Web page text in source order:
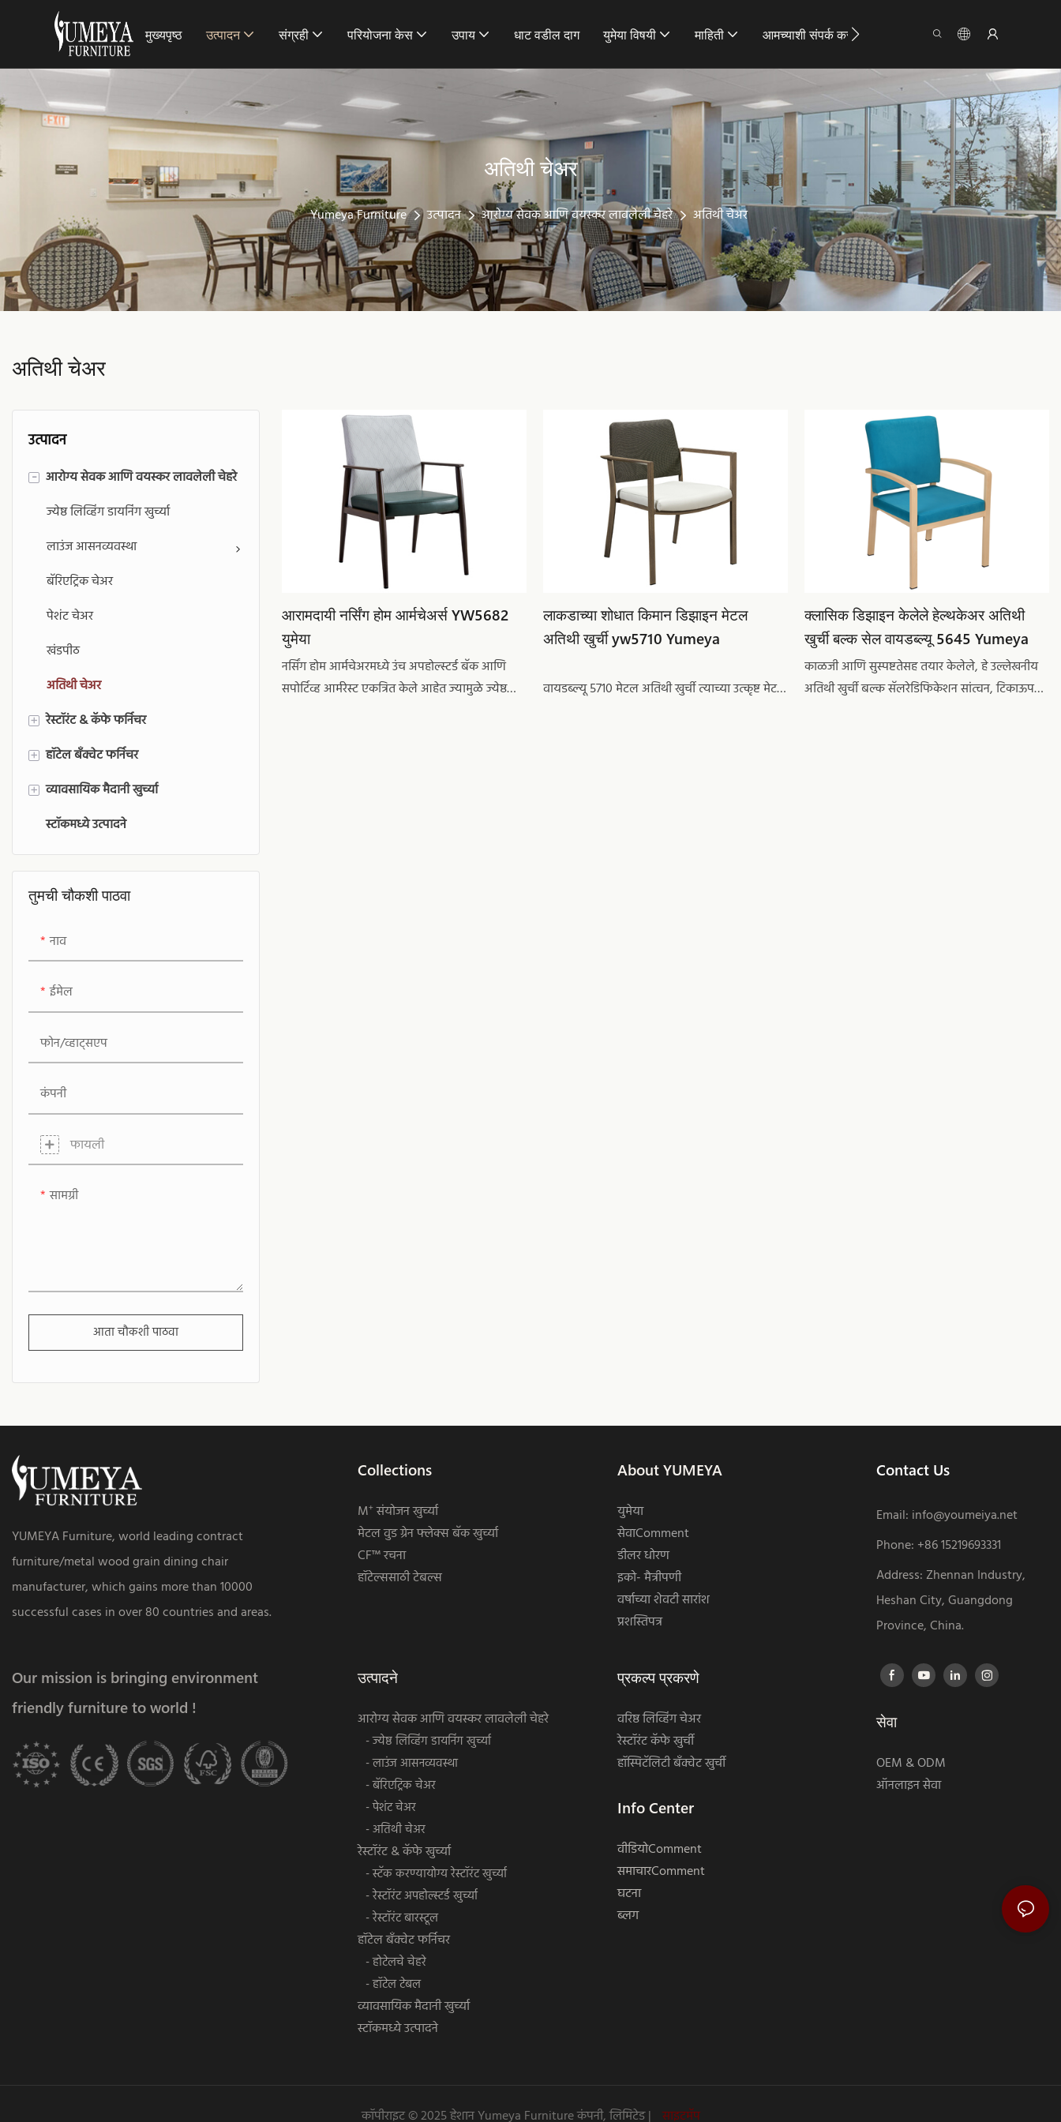
मुख्यपृष्ठ उत्पादन संग्रही परियोजना केस उपाय धाट वडील दाग युमेया विषयी माहिती आमच्याशी संपर्क करा
अतिथी चेअर
Yumeya Furniture उत्पादन आरोग्य सेवक आणि वयस्कर लावलेली चेहरे अतिथी चेअर
अतिथी चेअर
उत्पादन
- आरोग्य सेवक आणि वयस्कर लावलेली चेहरे
ज्येष्ठ लिव्हिंग डायनिंग खुर्च्या
लाउंज आसनव्यवस्था
बॅरिएट्रिक चेअर
पेशंट चेअर
खंडपीठ
अतिथी चेअर
+ रेस्टॉरंट & कॅफे फर्निचर
रेस्टॉरंट & कॅफे खुर्च्या
+ हॉटेल बँक्वेट फर्निचर
होटेलचे चेहरे
हॉटेल टेबल
बँक्वेट हॉल उपकरणे
+ व्यावसायिक मैदानी खुर्च्या
आउटडोअर कमर्शियल बार स्टूल
कमर्शियल आउटडोअर डायनिंग खुर्च्या
कमर्शियल आउटडोअर सोफा
स्टॉकमध्ये उत्पादने
तुमची चौकशी पाठवा
नाव
ईमेल
फोन/व्हाट्सएप
कंपनी
फायली
सामग्री
आता चौकशी पाठवा
आरामदायी नर्सिंग होम आर्मचेअर्स YW5682
युमेया
नर्सिंग होम आर्मचेअरमध्ये उंच अपहोल्स्टर्ड बॅक आणि
सपोर्टिव्ह आर्मरेस्ट एकत्रित केले आहेत ज्यामुळे ज्येष्ठ
लाकडाच्या शोधात किमान डिझाइन मेटल
अतिथी खुर्ची yw5710 Yumeya
वायडब्ल्यू 5710 मेटल अतिथी खुर्ची त्याच्या उत्कृष्ट मेटल
क्लासिक डिझाइन केलेले हेल्थकेअर अतिथी
खुर्ची बल्क सेल वायडब्ल्यू 5645 Yumeya
काळजी आणि सुस्पष्टतेसह तयार केलेले, हे उल्लेखनीय
अतिथी खुर्ची बल्क सॅलरेडिफिकेशन सांत्वन, टिकाऊपणा
YUMEYA Furniture, world leading contract
furniture/metal wood grain dining chair
manufacturer, which gains more than 10000
successful cases in over 80 countries and areas.
Collections
M⁺ संयोजन खुर्च्या
मेटल वुड ग्रेन फ्लेक्स बॅक खुर्च्या
CF™ रचना
हॉटेल्ससाठी टेबल्स
About YUMEYA
युमेया
सेवाComment
डीलर धोरण
इको- मैत्रीपणी
वर्षाच्या शेवटी सारांश
प्रशस्तिपत्र
Contact Us
Email: info@youmeiya.net
Phone: +86 15219693331
Address: Zhennan Industry,
Heshan City, Guangdong
Province, China.
Our mission is bringing environment
friendly furniture to world !
उत्पादने
आरोग्य सेवक आणि वयस्कर लावलेली चेहरे
- ज्येष्ठ लिव्हिंग डायनिंग खुर्च्या
- लाउंज आसनव्यवस्था
- बॅरिएट्रिक चेअर
- पेशंट चेअर
- अतिथी चेअर
रेस्टॉरंट & कॅफे खुर्च्या
- स्टॅक करण्यायोग्य रेस्टॉरंट खुर्च्या
- रेस्टॉरंट अपहोल्स्टर्ड खुर्च्या
- रेस्टॉरंट बारस्टूल
हॉटेल बँक्वेट फर्निचर
- होटेलचे चेहरे
- हॉटेल टेबल
व्यावसायिक मैदानी खुर्च्या
स्टॉकमध्ये उत्पादने
प्रकल्प प्रकरणे
वरिष्ठ लिव्हिंग चेअर
रेस्टॉरंट कॅफे खुर्ची
हॉस्पिटॅलिटी बँक्वेट खुर्ची
Info Center
वीडियोComment
समाचारComment
घटना
ब्लग
सेवा
OEM & ODM
ऑनलाइन सेवा
कॉपीराइट © 2025 हेशान Yumeya Furniture कंपनी, लिमिटेड | साइटमॅप